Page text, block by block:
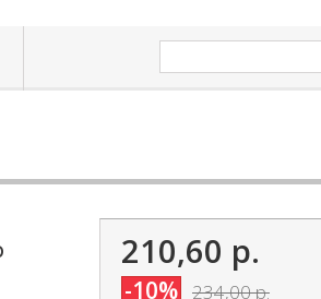
210,60 р.
-10% 234,00 р.